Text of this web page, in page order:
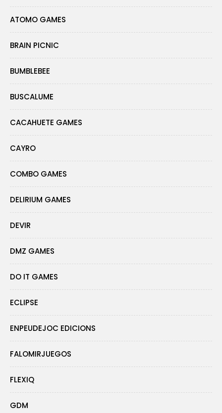
ATOMO GAMES
BRAIN PICNIC
BUMBLEBEE
BUSCALUME
CACAHUETE GAMES
CAYRO
COMBO GAMES
DELIRIUM GAMES
DEVIR
DMZ GAMES
DO IT GAMES
ECLIPSE
ENPEUDEJOC EDICIONS
FALOMIRJUEGOS
FLEXIQ
GDM